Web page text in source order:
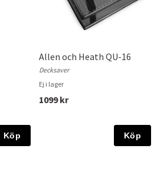
Köp
Allen och Heath QU-16
Decksaver
Ej i lager
1099 kr
Köp